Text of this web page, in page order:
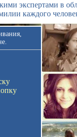
экспертами в
каждого